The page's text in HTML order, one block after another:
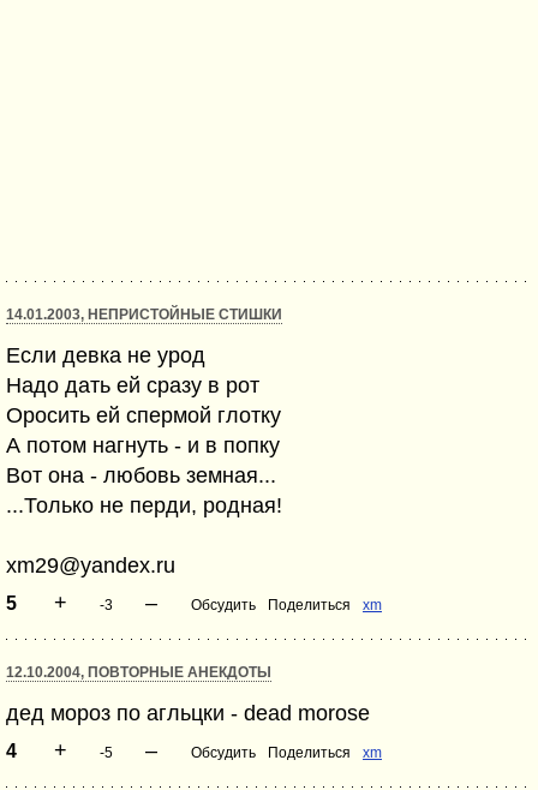
14.01.2003, НЕПРИСТОЙНЫЕ СТИШКИ
Если девка не урод
Надо дать ей сразу в рот
Оросить ей спермой глотку
А потом нагнуть - и в попку
Вот она - любовь земная...
...Только не перди, родная!
xm29@yandex.ru
5 + -3 – Обсудить Поделиться xm
12.10.2004, ПОВТОРНЫЕ АНЕКДОТЫ
дед мороз по агльцки - dead morose
4 + -5 – Обсудить Поделиться xm